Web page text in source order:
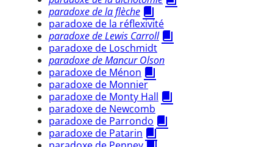
paradoxe de la flèche
paradoxe de la réflexivité
paradoxe de Lewis Carroll
paradoxe de Loschmidt
paradoxe de Mancur Olson
paradoxe de Ménon
paradoxe de Monnier
paradoxe de Monty Hall
paradoxe de Newcomb
paradoxe de Parrondo
paradoxe de Patarin